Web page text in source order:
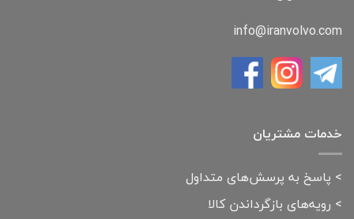
info@iranvolvo.com
خدمات مشتریان
> پاسخ به پرسش‌های متداول
> رویه‌های بازگرداندن کالا